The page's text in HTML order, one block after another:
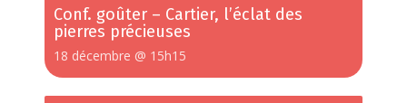
Conf. goûter – Cartier, l’éclat des
pierres précieuses
18 décembre @ 15h15